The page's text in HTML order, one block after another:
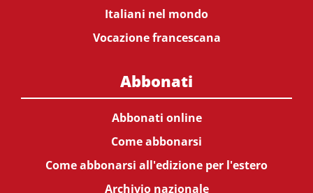
Italiani nel mondo
Vocazione francescana
Abbonati
Abbonati online
Come abbonarsi
Come abbonarsi all'edizione per l'estero
Archivio nazionale